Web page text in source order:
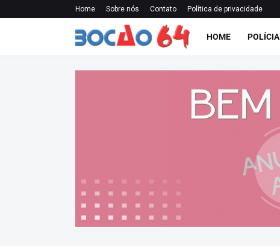
Home Sobre nós Contato Política de privacidade
HOME POLÍCIA